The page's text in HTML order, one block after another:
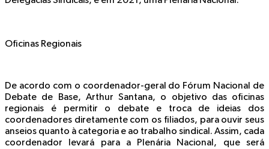
Oficinas Regionais
De acordo com o coordenador-geral do Fórum Nacional de
Debate de Base, Arthur Santana, o objetivo das oficinas
regionais é permitir o debate e troca de ideias dos
coordenadores diretamente com os filiados, para ouvir seus
anseios quanto à categoria e ao trabalho sindical. Assim, cada
coordenador levará para a Plenária Nacional, que será